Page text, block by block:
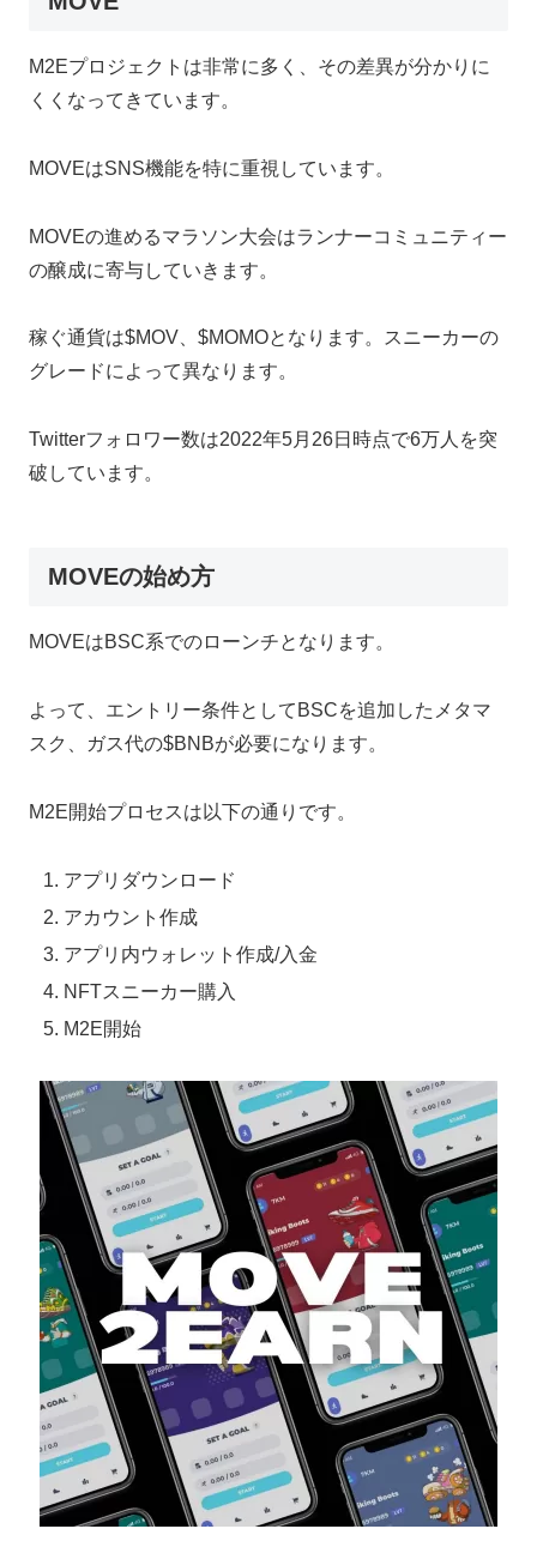
M2Eプロジェクトは非常に多く、その差異が分かりに
くくなってきています。
MOVEはSNS機能を特に重視しています。
MOVEの進めるマラソン大会はランナーコミュニティー
の醸成に寄与していきます。
稼ぐ通貨は$MOV、$MOMOとなります。スニーカーの
グレードによって異なります。
Twitterフォロワー数は2022年5月26日時点で6万人を突
破しています。
MOVEの始め方
MOVEはBSC系でのローンチとなります。
よって、エントリー条件としてBSCを追加したメタマ
スク、ガス代の$BNBが必要になります。
M2E開始プロセスは以下の通りです。
アプリダウンロード
アカウント作成
アプリ内ウォレット作成/入金
NFTスニーカー購入
M2E開始